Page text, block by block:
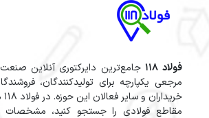
فولاد 118
جامع‌ترین دایرکتوری آنلاین
مرجعی یکپارچه برای تولیدکنندگان،
مقاطع فولادی را جستجو کنید، مشخصات